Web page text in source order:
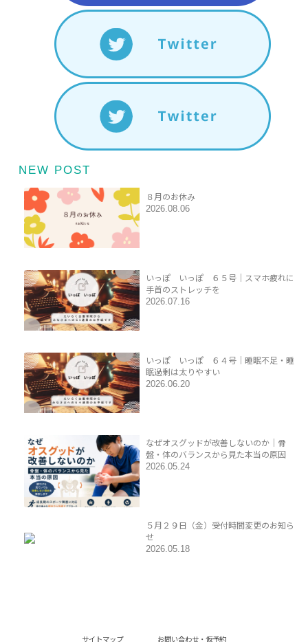
NEW POST
８月のお休み
2026.08.06
いっぽ いっぽ ６５号｜スマホ疲れに
手首のストレッチを
2026.07.16
いっぽ いっぽ ６４号｜睡眠不足・睡
眠過剰は太りやすい
2026.06.20
なぜオスグッドが改善しないのか｜骨
盤・体のバランスから見た本当の原因
2026.05.24
５月２９日（金）受付時間変更のお知ら
せ
2026.05.18
サイトマップ お問い合わせ・仮予約